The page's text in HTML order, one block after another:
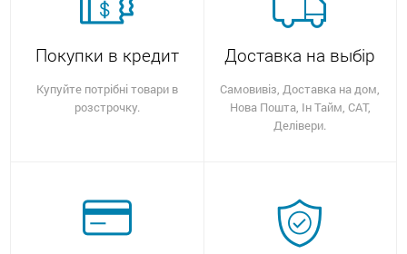
Покупки в кредит
Купуйте потрібні товари в
розстрочку.
Доставка на выбір
Самовивіз, Доставка на дом,
Нова Пошта, Ін Тайм, САТ,
Делівери.